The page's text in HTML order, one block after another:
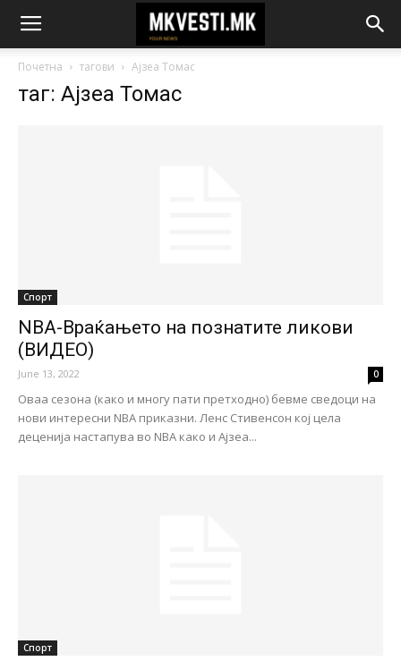
Почетна тагови Ајзеа Томас
таг: Ајзеа Томас
Спорт
NBA-Враќањето на познатите ликови
(ВИДЕО)
June 13, 2022 0
Оваа сезона (како и многу пати претходно) бевме сведоци на
нови интересни NBA приказни. Ленс Стивенсон кој цела
деценија настапува во NBA како и Ајзеа...
Спорт